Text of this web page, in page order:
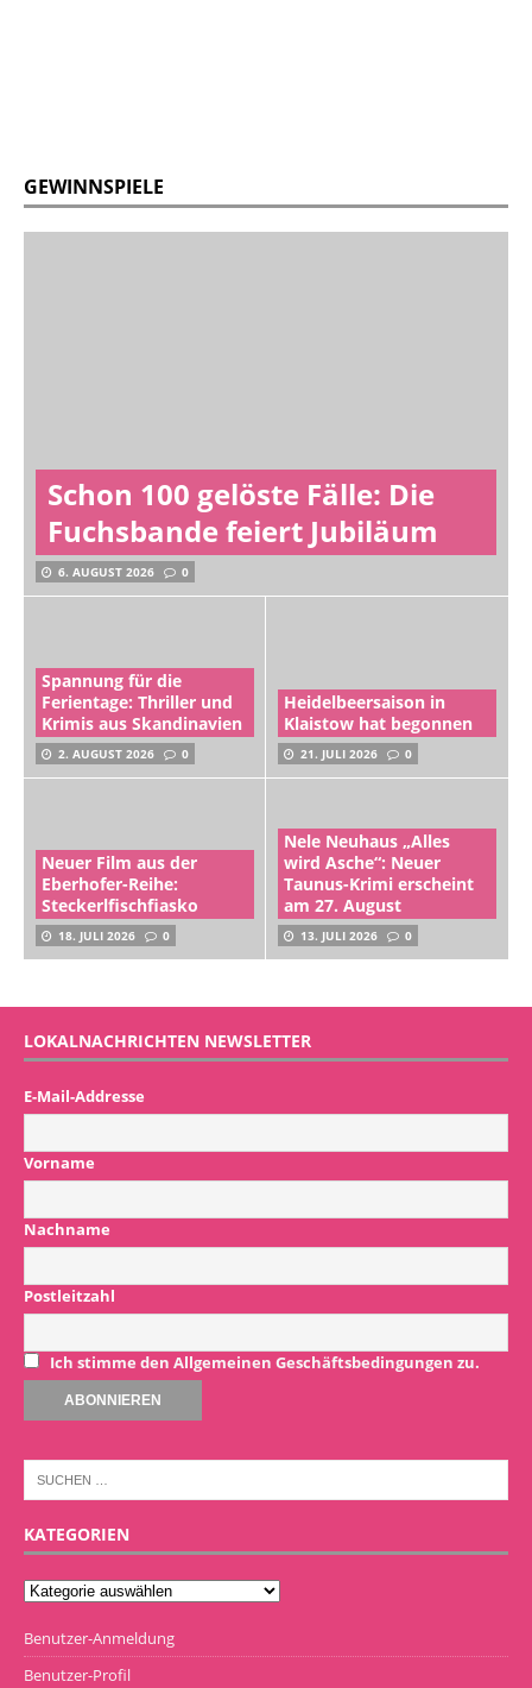
GEWINNSPIELE
Schon 100 gelöste Fälle: Die
Fuchsbande feiert Jubiläum
6. AUGUST 2026 0
Spannung für die
Ferientage: Thriller und
Krimis aus Skandinavien
2. AUGUST 2026 0
Heidelbeersaison in
Klaistow hat begonnen
21. JULI 2026 0
Neuer Film aus der
Eberhofer-Reihe:
Steckerlfischfiasko
18. JULI 2026 0
Nele Neuhaus „Alles
wird Asche“: Neuer
Taunus-Krimi erscheint
am 27. August
13. JULI 2026 0
LOKALNACHRICHTEN NEWSLETTER
E-Mail-Addresse
Vorname
Nachname
Postleitzahl
Ich stimme den Allgemeinen Geschäftsbedingungen zu.
KATEGORIEN
Benutzer-Anmeldung
Benutzer-Profil